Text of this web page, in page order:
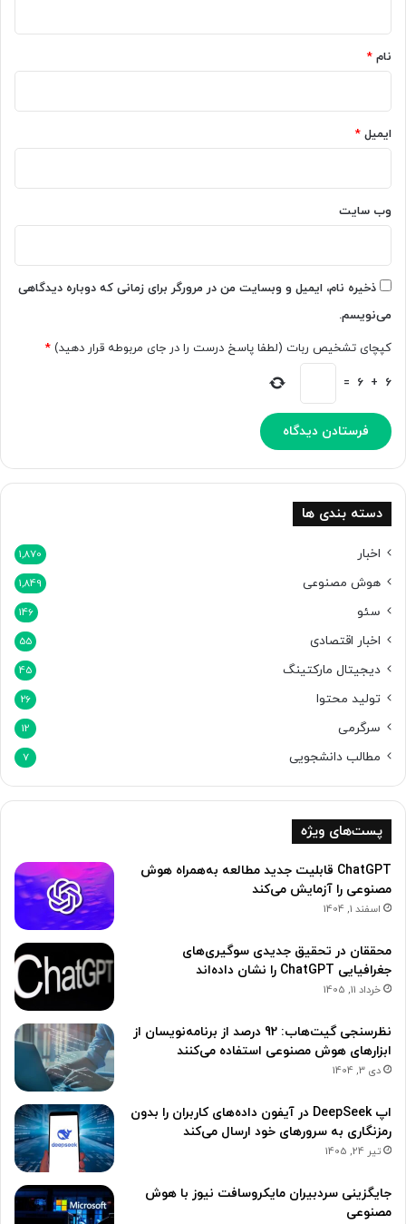
ی
آ
ن
ا
ی
ن
ا
ا
2
0
6
ا
ه
ش
م
ص
ن
ی
ت
ل
ی
م
ی‌
و
نام *
ایمیل *
وب‌ سایت
ذخیره نام، ایمیل و وبسایت من در مرورگر برای زمانی که دوباره دیدگاهی
می‌نویسم.
کپچای تشخیص ربات (لطفا پاسخ درست را در جای مربوطه قرار دهید) *
6
+
6
=
دسته بندی ها
اخبار 1,870
هوش مصنوعی 1,849
سئو 146
اخبار اقتصادی 55
دیجیتال مارکتینگ 45
تولید محتوا 26
سرگرمی 12
مطالب دانشجویی 7
پست‌های ویژه
ChatGPT قابلیت جدید مطالعه به‌همراه هوش
مصنوعی را آزمایش می‌کند
اسفند 1, 1404
محققان در تحقیق جدیدی سوگیری‌های
جغرافیایی ChatGPT را نشان داده‌اند
خرداد 11, 1405
نظرسنجی گیت‌هاب: 92 درصد از برنامه‌نویسان از
ابزارهای هوش مصنوعی استفاده می‌کنند
دی 3, 1404
اپ DeepSeek در آیفون داده‌های کاربران را بدون
رمزنگاری به سرورهای خود ارسال می‌کند
تیر 24, 1405
جایگزینی سردبیران مایکروسافت نیوز با هوش
مصنوعی